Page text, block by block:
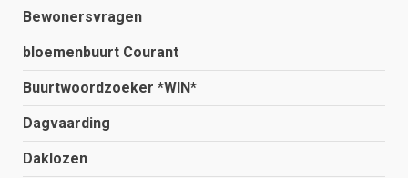
Bewonersvragen
bloemenbuurt Courant
Buurtwoordzoeker *WIN*
Dagvaarding
Daklozen